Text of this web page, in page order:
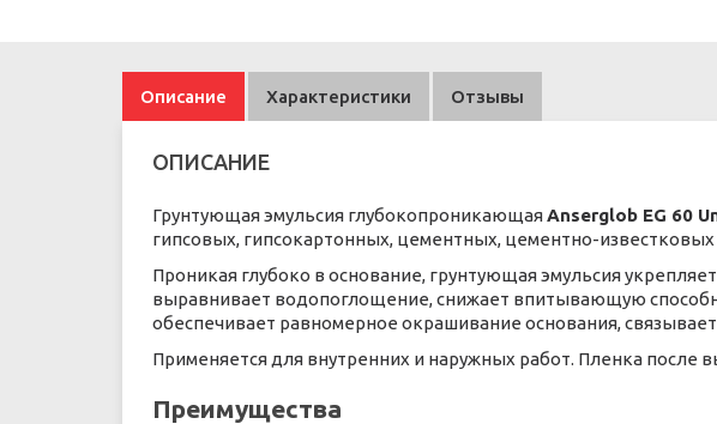
Описание Характеристики Отзывы
ОПИСАНИЕ
Грунтующая эмульсия глубокопроникающаяAnserglob EG 60
гипсовых, гипсокартонных, цементных, цементно-известковых
Проникая глубоко в основание, грунтующая эмульсия
выравнивает водопоглощение, снижает впитывающую
обеспечивает равномерное окрашивание основания,
Применяется для внутренних и наружных работ. Пленка после
Преимущества